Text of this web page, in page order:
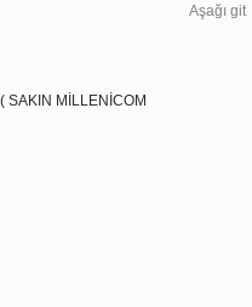
Aşağı git
SAKIN MİLLENİCOM